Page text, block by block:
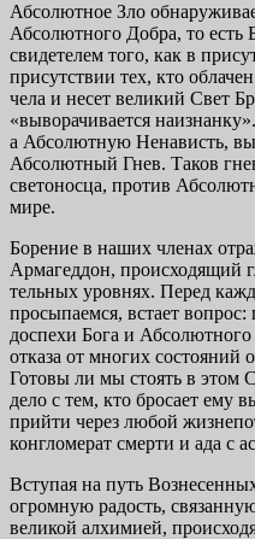
Абсолютное Зло
Абсолютного Добра, то есть
свидетелем того, как в
присутствии тех, кто
чела и несет великий Свет
«выворачивается
а Абсолютную Ненависть, вы
Абсолютный Гнев. Таков
светоносца, против
мире.
Борение в наших членах
Армагеддон, происходящий
тельных уровнях. Перед
просыпаемся, встает
доспехи Бога и Абсолютного
отказа от многих состояний
Готовы ли мы стоять в этом
дело с тем, кто бросает ему
прийти через любой
конгломерат смерти и ада с
Вступая на путь
огромную радость,
великой алхимией,